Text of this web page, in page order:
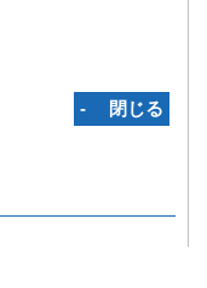
‐ 閉じる